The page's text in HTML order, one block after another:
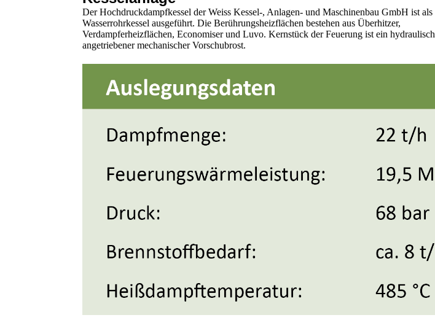
Der Hochdruckdampfkessel der Weiss Kessel-, Anlagen- und Maschinenbau GmbH ist als
Wasserrohrkessel ausgeführt. Die Berührungsheizflächen bestehen aus Überhitzer,
Verdampferheizflächen, Economiser und Luvo. Kernstück der Feuerung ist ein hydraulisch
angetriebener mechanischer Vorschubrost.